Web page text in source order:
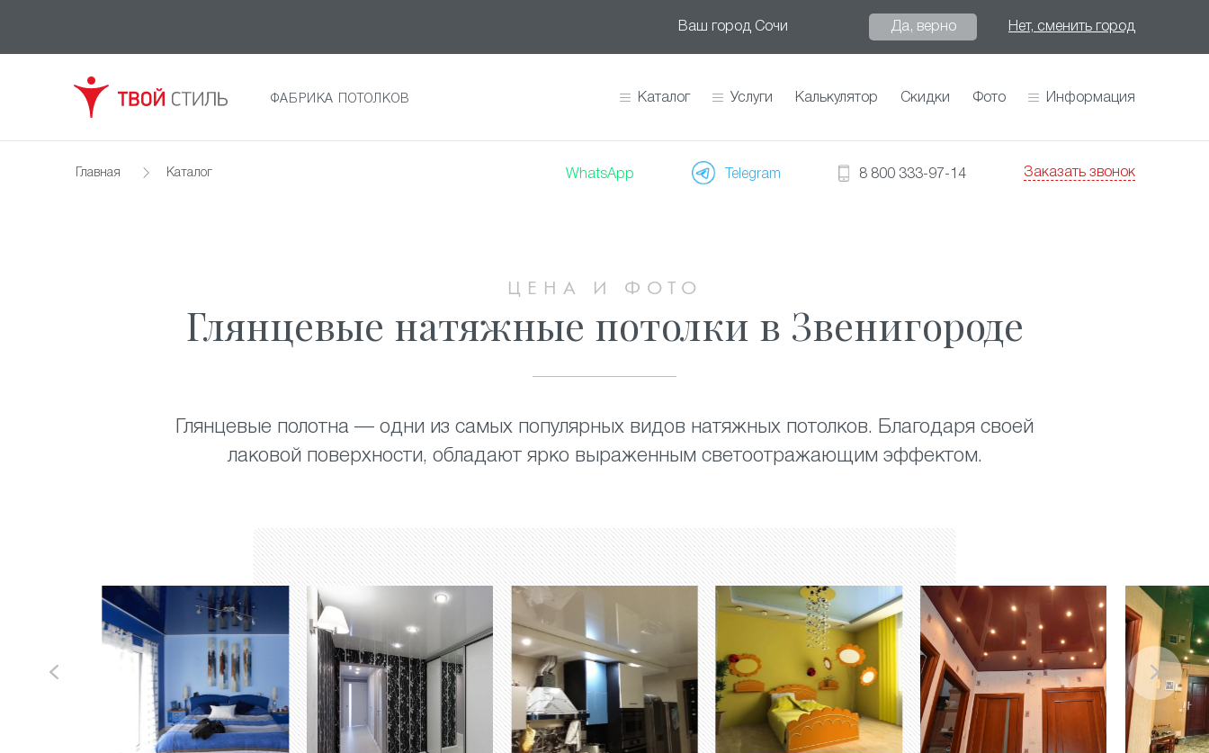
Ваш город Сочи Да, верно Нет, сменить город
ФАБРИКА ПОТОЛКОВ Каталог Услуги Калькулятор Скидки Фото Информация
Главная Каталог WhatsApp Telegram 8 800 333-97-14 Заказать звонок
ЦЕНА И ФОТО
Глянцевые натяжные потолки в Звенигороде
Глянцевые полотна — одни из самых популярных видов натяжных потолков. Благодаря своей
лаковой поверхности, обладают ярко выраженным светоотражающим эффектом.